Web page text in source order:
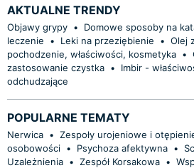
AKTUALNE TRENDY
Objawy grypy • Domowe sposoby na
leczenie
• Leki na przeziębienie • Olej
pochodzenie, właściwości, kosmetyka •
zastosowanie czystka •
Imbir -
odchudzające
POPULARNE TEMATY
Nerwica • Zespoły urojeniowe i
osobowości • Psychoza afektywna •
Uzależnienia • Zespół Korsakowa •